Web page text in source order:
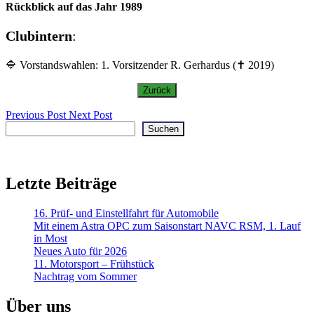
Rückblick auf das Jahr 1989
Clubintern:
🔷 Vorstandswahlen: 1. Vorsitzender R. Gerhardus (✝ 2019)
Previous PostNext Post
Suchen
Letzte Beiträge
16. Prüf- und Einstellfahrt für Automobile
Mit einem Astra OPC zum Saisonstart NAVC RSM, 1. Lauf
in Most
Neues Auto für 2026
11. Motorsport – Frühstück
Nachtrag vom Sommer
Über uns